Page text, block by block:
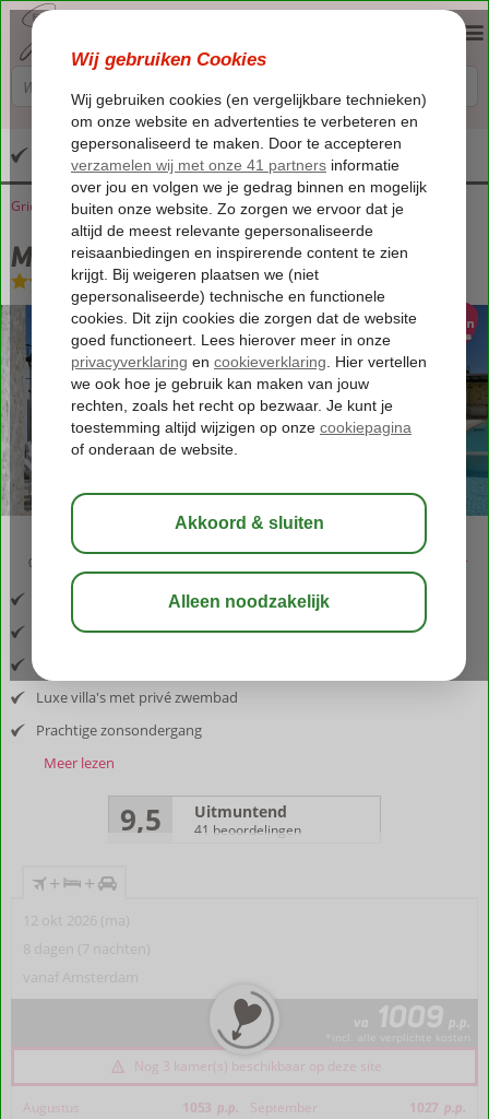
Altijd inclusief huurauto
Home
Griekenland Corfu Arillas Mega Lithari Villas
Mega Lithari Villas
Logies-Villa
02:50 bewaar
Inclusief vlucht en huurauto
Gelegen nabij kustplaats Arillas
Luxe villa's met privé zwembad
Prachtige zonsondergang
Meer lezen
9,5 Uitmuntend
41 beoordelingen
+ +
12 okt 2026 (ma)
8 dagen (7 nachten)
vanaf Amsterdam
va 1009 p.p.
Nog 3 kamer(s) beschikbaar op deze site
Augustus 1053 p.p. September 1027 p.p.